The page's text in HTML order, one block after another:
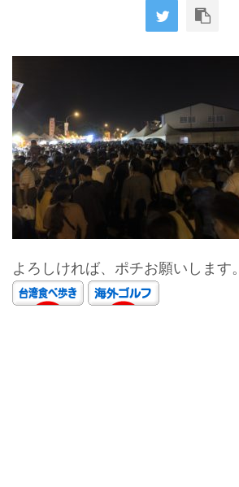
よろしければ、ポチお願いします。